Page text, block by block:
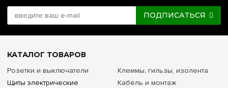
ПОДПИСАТЬСЯ
КАТАЛОГ ТОВАРОВ
Розетки и выключатели
Щиты электрические
Клеммы, гильзы, изолента
Кабель и монтаж